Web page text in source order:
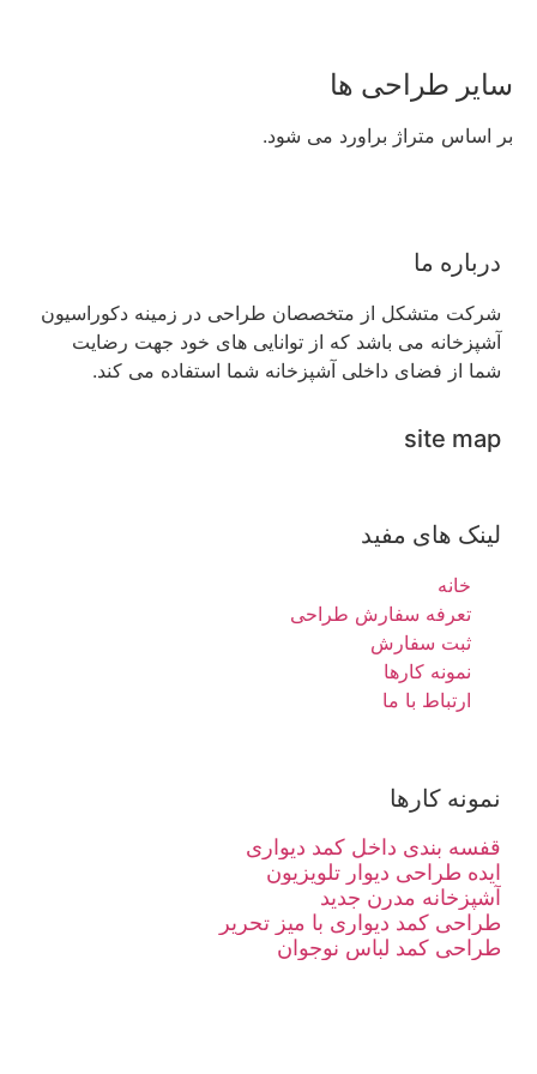
سایر طراحی ها
بر اساس متراژ براورد می شود.
درباره ما
شرکت متشکل از متخصصان طراحی در زمینه دکوراسیون
آشپزخانه می باشد که از توانایی های خود جهت رضایت
شما از فضای داخلی آشپزخانه شما استفاده می کند.
site map
لینک های مفید
خانه
تعرفه سفارش طراحی
ثبت سفارش
نمونه کارها
ارتباط با ما
نمونه کارها
قفسه بندی داخل کمد دیواری
ایده طراحی دیوار تلویزیون
آشپزخانه مدرن جدید
طراحی کمد دیواری با میز تحریر
طراحی کمد لباس نوجوان